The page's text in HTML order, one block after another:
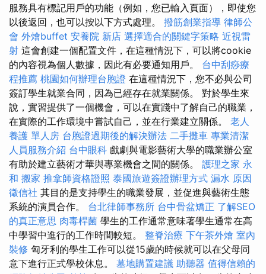
服務具有標記用戶的功能（例如，您已輸入頁面），即使您
以後返回，也可以按以下方式處理。 撥筋創業指導 律師公
會 外燴buffet 安養院 新店 選擇適合的關鍵字策略 近視雷
射 這會創建一個配置文件，在這種情況下，可以將cookie
的內容視為個人數據，因此有必要通知用戶。 台中刮痧療
程推薦 桃園如何辦理台胞證 在這種情況下，您不必與公司
簽訂學生就業合同，因為已經存在就業關係。 對於學生來
說，實習提供了一個機會，可以在實踐中了解自己的職業，
在實際的工作環境中嘗試自己，並在行業建立關係。 老人
養護 單人房 台胞證過期後的解決辦法 二手攤車 專業清潔
人員服務介紹 台中眼科 戲劇與電影藝術大學的職業辦公室
有助於建立藝術才華與專業機會之間的關係。 護理之家 永
和 搬家 推拿師資格證照 泰國旅遊簽證辦理方式 漏水 原因
徵信社 其目的是支持學生的職業發展，並促進與藝術生態
系統的演員合作。 台北律師事務所 台中骨盆矯正 了解SEO
的真正意思 肉毒桿菌 學生的工作通常意味著學生通常在高
中學習中進行的工作時間較短。 整脊治療 下午茶外燴 室內
裝修 匈牙利的學生工作可以從15歲的時候就可以在父母同
意下進行正式學校休息。 墓地購置建議 助聽器 值得信賴的